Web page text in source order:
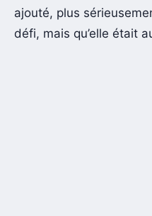
ajouté, plus
défi, mais qu’elle était